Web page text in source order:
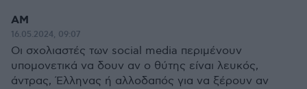
ΑΜ
16.05.2024, 09:07
Οι σχολιαστές των social media περιμένουν
υπομονετικά να δουν αν ο θύτης είναι λευκός,
άντρας, Έλληνας ή αλλοδαπός για να ξέρουν αν